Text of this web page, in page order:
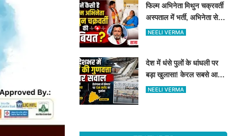
फिल्म अभिनेता मिथुन चक्रवर्ती
अस्पताल में भर्ती, अभिनेता से
मिले CM शुभेंदु अधिकारी
NEELI VERMA
देश में धंसे पुलों के धांधली पर
बड़ा खुलासा! केरल सबसे आगे,
तेलंगाना में ठेकेदार पर ₹134
NEELI VERMA